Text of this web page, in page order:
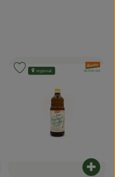
zum Warenkorb hinzufügen
, Verband:
, Kontrollstelle:
DE-ÖKO-022
regional
Produkt zu Favouriten hinzufügen